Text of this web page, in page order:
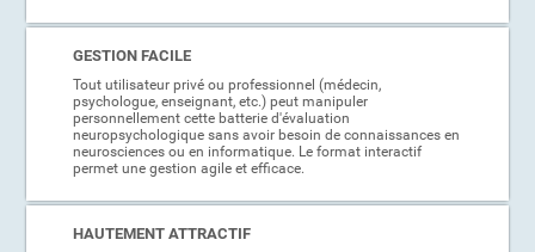
GESTION FACILE
Tout utilisateur privé ou professionnel (médecin,
psychologue, enseignant, etc.) peut manipuler
personnellement cette batterie d'évaluation
neuropsychologique sans avoir besoin de connaissances en
neurosciences ou en informatique. Le format interactif
permet une gestion agile et efficace.
HAUTEMENT ATTRACTIF